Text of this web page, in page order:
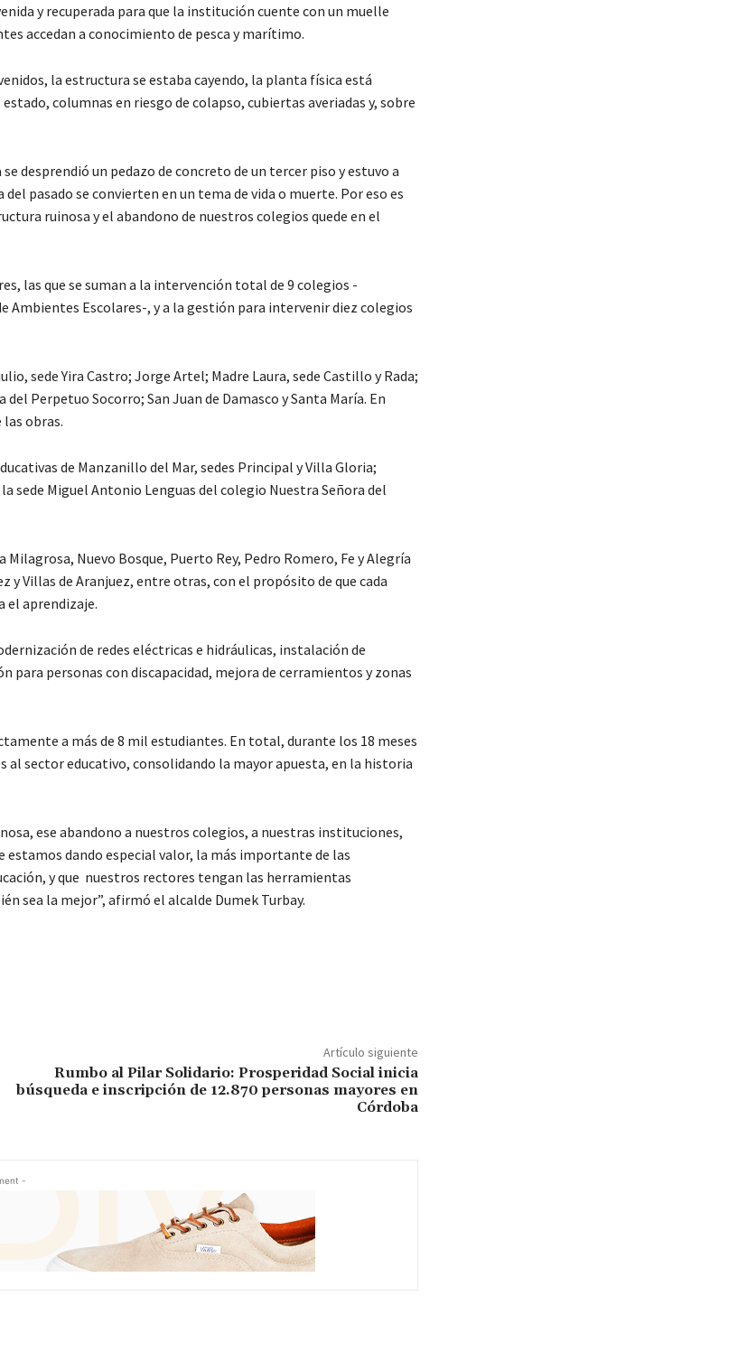
y recuperada para que la institución cuente con un muelle
accedan a conocimiento de pesca y marítimo.
la estructura se estaba cayendo, la planta física está
columnas en riesgo de colapso, cubiertas averiadas y, sobre
desprendió un pedazo de concreto de un tercer piso y estuvo a
pasado se convierten en un tema de vida o muerte. Por eso es
ruinosa y el abandono de nuestros colegios quede en el
las que se suman a la intervención total de 9 colegios -
Escolares-, y a la gestión para intervenir diez colegios
sede Yira Castro; Jorge Artel; Madre Laura, sede Castillo y Rada;
Perpetuo Socorro; San Juan de Damasco y Santa María. En
obras.
de Manzanillo del Mar, sedes Principal y Villa Gloria;
sede Miguel Antonio Lenguas del colegio Nuestra Señora del
Nuevo Bosque, Puerto Rey, Pedro Romero, Fe y Alegría
y Villas de Aranjuez, entre otras, con el propósito de que cada
el aprendizaje.
de redes eléctricas e hidráulicas, instalación de
personas con discapacidad, mejora de cerramientos y zonas
a más de 8 mil estudiantes. En total, durante los 18 meses
sector educativo, consolidando la mayor apuesta, en la historia
ese abandono a nuestros colegios, a nuestras instituciones,
estamos dando especial valor, la más importante de las
y que nuestros rectores tengan las herramientas
sea la mejor”, afirmó el alcalde Dumek Turbay.
Artículo siguiente
Rumbo al Pilar Solidario: Prosperidad Social inicia
búsqueda e inscripción de 12.870 personas mayores en
Córdoba
-